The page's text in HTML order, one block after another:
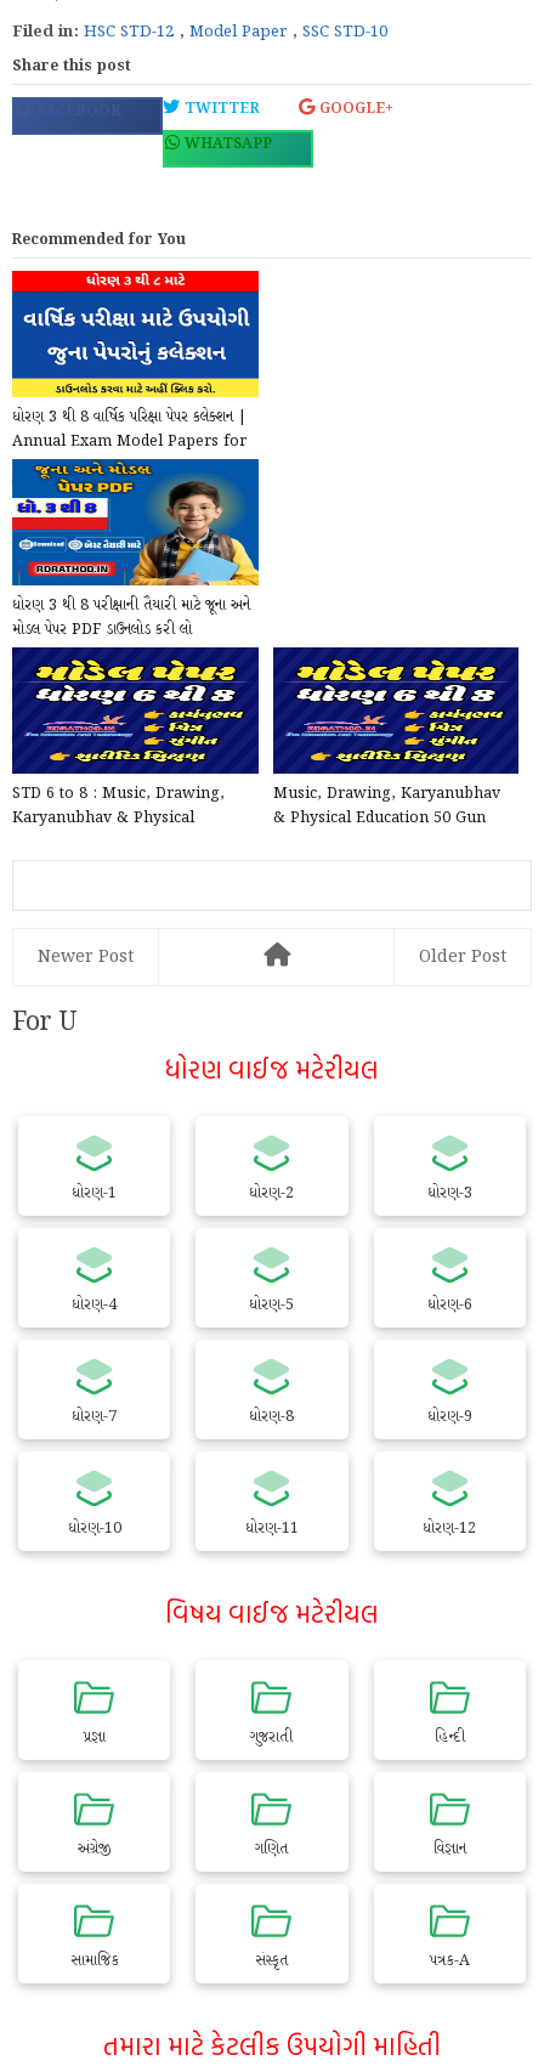
Filed in: HSC STD-12 , Model Paper , SSC STD-10
Share this post
FACEBOOK TWITTER
GOOGLE+
WHATSAPP
Recommended for You
ધોરણ 3 થી 8 વાર્ષિક પરિક્ષા પેપર કલેક્શન |
Annual Exam Model Papers for
STD 3 to...
ધોરણ 3 થી 8 પરીક્ષાની તૈયારી માટે જૂના અને
મોડલ પેપર PDF ડાઉનલોડ કરી લો
STD 6 to 8 : Music, Drawing,
Karyanubhav & Physical
Music, Drawing, Karyanubhav
& Physical Education 50 Gun
Newer Post Older Post
For U
ધોરણ વાઈજ મટેરીયલ
ધોરણ-1 ધોરણ-2 ધોરણ-3
ધોરણ-4 ધોરણ-5 ધોરણ-6
ધોરણ-7 ધોરણ-8 ધોરણ-9
ધોરણ-10 ધોરણ-11 ધોરણ-12
વિષય વાઈજ મટેરીયલ
પ્રજ્ઞા ગુજરાતી હિન્દી
અંગ્રેજી ગણિત વિજ્ઞાન
સામાજિક સંસ્કૃત પત્રક-A
તમારા માટે કેટલીક ઉપયોગી માહિતી